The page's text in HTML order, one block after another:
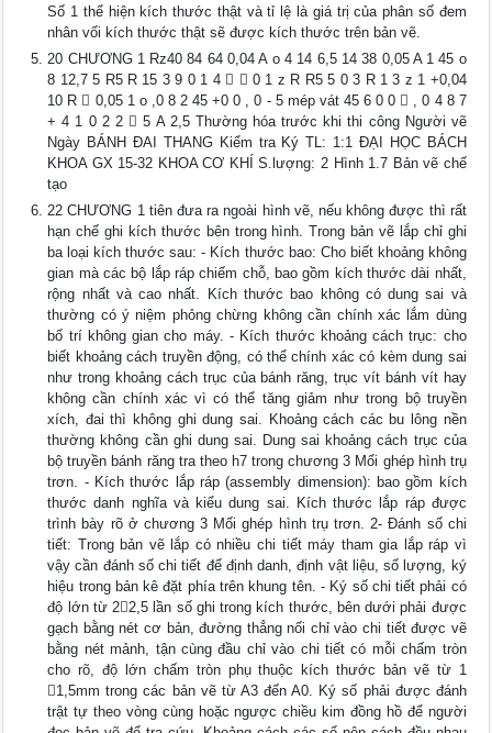
Số 1 thể hiện kích thước thật và tỉ lệ là giá trị của phân số đem
nhân vối kích thước thật sẽ được kích thước trên bản vẽ.
20 CHƯƠNG 1 Rz40 84 64 0,04 A o 4 14 6,5 14 38 0,05 A 1 45 o
8 12,7 5 R5 R 15 3 9 0 1 4   0 1 z R R5 5 0 3 R 1 3 z 1 +0,04
10 R  0,05 1 o ,0 8 2 45 +0 0 , 0 - 5 mép vát 45 6 0 0  , 0 4 8 7
+ 4 1 0 2 2  5 A 2,5 Thường hóa trước khi thi công Người vẽ
Ngày BÁNH ĐAI THANG Kiểm tra Ký TL: 1:1 ĐẠI HỌC BÁCH
KHOA GX 15-32 KHOA CƠ KHÍ S.lượng: 2 Hình 1.7 Bản vẽ chế
tạo
22 CHƯƠNG 1 tiên đưa ra ngoài hình vẽ, nếu không được thì rất
hạn chế ghi kích thước bên trong hình. Trong bản vẽ lắp chỉ ghi
ba loại kích thước sau: - Kích thước bao: Cho biết khoảng không
gian mà các bộ lắp ráp chiếm chỗ, bao gồm kích thước dài nhất,
rộng nhất và cao nhất. Kích thước bao không có dung sai và
thường có ý niệm phỏng chừng không cần chính xác lắm dùng
bố trí không gian cho máy. - Kích thước khoảng cách trục: cho
biết khoảng cách truyền động, có thể chính xác có kèm dung sai
như trong khoảng cách trục của bánh răng, trục vít bánh vít hay
không cần chính xác vì có thể tăng giảm như trong bộ truyền
xích, đai thì không ghi dung sai. Khoảng cách các bu lông nền
thường không cần ghi dung sai. Dung sai khoảng cách trục của
bộ truyền bánh răng tra theo h7 trong chương 3 Mối ghép hình trụ
trơn. - Kích thước lắp ráp (assembly dimension): bao gồm kích
thước danh nghĩa và kiểu dung sai. Kích thước lắp ráp được
trình bày rõ ở chương 3 Mối ghép hình trụ trơn. 2- Đánh số chi
tiết: Trong bản vẽ lắp có nhiều chi tiết máy tham gia lắp ráp vì
vậy cần đánh số chi tiết để định danh, định vật liệu, số lượng, ký
hiệu trong bản kê đặt phía trên khung tên. - Ký số chi tiết phải có
độ lớn từ 22,5 lần số ghi trong kích thước, bên dưới phải được
gạch bằng nét cơ bản, đường thẳng nối chỉ vào chi tiết được vẽ
bằng nét mảnh, tận cùng đầu chỉ vào chi tiết có mỗi chấm tròn
cho rõ, độ lớn chấm tròn phụ thuộc kích thước bản vẽ từ 1
1,5mm trong các bản vẽ từ A3 đến A0. Ký số phải được đánh
trật tự theo vòng cùng hoặc ngược chiều kim đồng hồ để người